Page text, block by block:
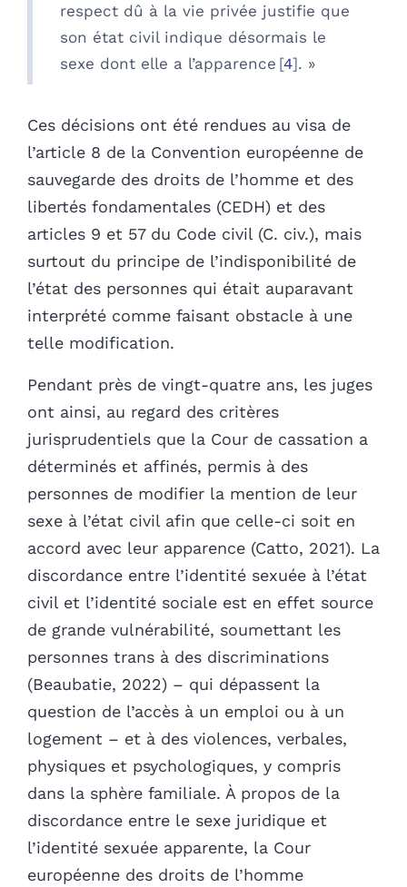
respect dû à la vie privée justifie que
son état civil indique désormais le
sexe dont elle a l’apparence 4 . »
Ces décisions ont été rendues au visa de
l’article 8 de la Convention européenne de
sauvegarde des droits de l’homme et des
libertés fondamentales (CEDH) et des
articles 9 et 57 du Code civil (C. civ.), mais
surtout du principe de l’indisponibilité de
l’état des personnes qui était auparavant
interprété comme faisant obstacle à une
telle modification.
Pendant près de vingt-quatre ans, les juges
ont ainsi, au regard des critères
jurisprudentiels que la Cour de cassation a
déterminés et affinés, permis à des
personnes de modifier la mention de leur
sexe à l’état civil afin que celle-ci soit en
accord avec leur apparence (Catto, 2021). La
discordance entre l’identité sexuée à l’état
civil et l’identité sociale est en effet source
de grande vulnérabilité, soumettant les
personnes trans à des discriminations
(Beaubatie, 2022) – qui dépassent la
question de l’accès à un emploi ou à un
logement – et à des violences, verbales,
physiques et psychologiques, y compris
dans la sphère familiale. À propos de la
discordance entre le sexe juridique et
l’identité sexuée apparente, la Cour
européenne des droits de l’homme